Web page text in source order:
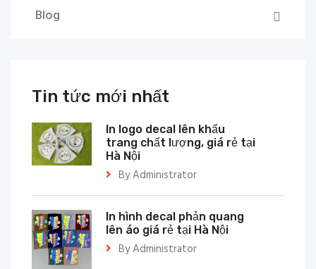
Blog
Tin tức mới nhất
In logo decal lên khẩu
trang chất lượng, giá rẻ tại
Hà Nội
By Administrator
In hình decal phản quang
lên áo giá rẻ tại Hà Nội
By Administrator